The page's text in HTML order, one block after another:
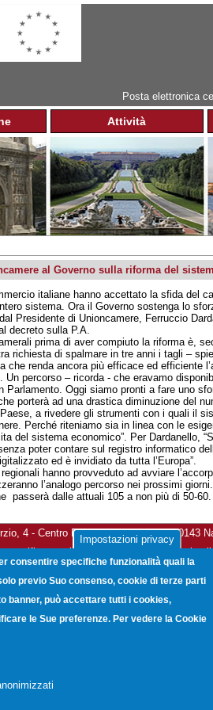
Posta elettronica
Attività
al Governo sulla riforma del
italiane hanno accettato la sfida del
sistema. Ora il Governo sostenga lo
Presidente di Unioncamere, Ferruccio
decreto sulla P.A.
prima di aver compiuto la riforma è,
richiesta di spalmare in tre anni i tagli –
che renda ancora più efficace ed efficiente
Un percorso – ricorda - che eravamo
Parlamento. Oggi siamo pronti a fare uno
porterà ad una drastica diminuzione del
a rivedere gli strumenti con i quali il
Perché riteniamo sia in linea con le
del sistema economico”. Per Dardanello,
poter contare sul registro informatico
ed è invidiato da tutta l’Europa”.
hanno provveduto ad avviare
l’analogo percorso nei prossimi
passerà dalle attuali 105 a non più di 50-60.
4 - Centro Direzionale Isola G8 - 80143
certificata:
Impostazioni privacy
consentire specifiche funzionalità quali la
previo Suo consenso, cookie di terze parti
banner, può accettare tutti i cookies,
le Sue preferenze. Per vedere la Cookie